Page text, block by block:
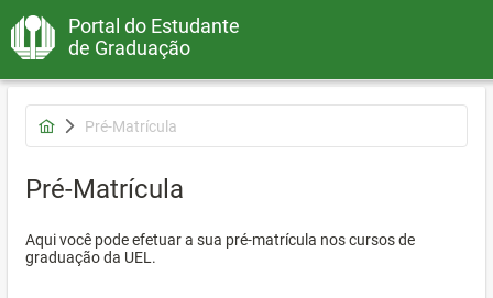
Portal do Estudante
de Graduação
Pré-Matrícula
Pré-Matrícula
Aqui você pode efetuar a sua pré-matrícula nos cursos de
graduação da UEL.